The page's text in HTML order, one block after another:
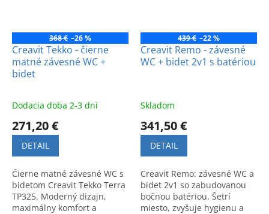
368 € –26 %
Creavit Tekko - čierne
matné závesné WC +
bidet
Dodacia doba 2-3 dni
271,20 €
DETAIL
Čierne matné závesné WC s
bidetom Creavit Tekko Terra
TP325. Moderný dizajn,
maximálny komfort a
439 € –22 %
Creavit Remo - závesné
WC + bidet 2v1 s batériou
Skladom
341,50 €
DETAIL
Creavit Remo: závesné WC a
bidet 2v1 so zabudovanou
bočnou batériou. Šetrí
miesto, zvyšuje hygienu a